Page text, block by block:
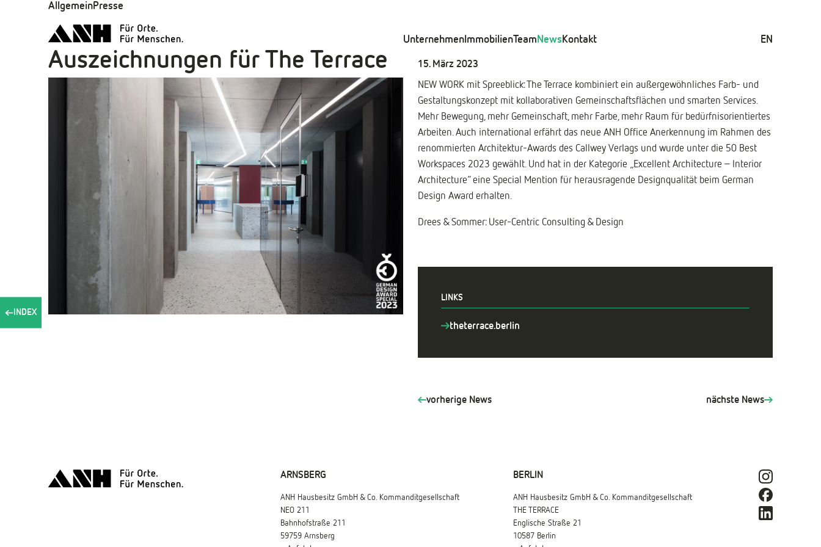
UnternehmenImmobilienTeamNewsKontakt EN
AllgemeinPresse
Auszeichnungen für The Terrace 15. März 2023
NEW WORK mit Spreeblick: The Terrace kombiniert ein außergewöhnliches Farb- und
Gestaltungskonzept mit kollaborativen Gemeinschaftsflächen und smarten Services.
Mehr Bewegung, mehr Gemeinschaft, mehr Farbe, mehr Raum für bedürfnisorientiertes
Arbeiten. Auch international erfährt das neue ANH Office Anerkennung im Rahmen des
renommierten Architektur-Awards des Callwey Verlags und wurde unter die 50 Best
Workspaces 2023 gewählt. Und hat in der Kategorie „Excellent Architecture – Interior
Architecture“ eine Special Mention für herausragende Designqualität beim German
Design Award erhalten.
Drees & Sommer: User-Centric Consulting & Design
LINKS
theterrace.berlin
vorherige News nächste News
INDEX
ARNSBERG
ANH Hausbesitz GmbH & Co. Kommanditgesellschaft
NEO 211
Bahnhofstraße 211
59759 Arnsberg
BERLIN
ANH Hausbesitz GmbH & Co. Kommanditgesellschaft
THE TERRACE
Englische Straße 21
10587 Berlin